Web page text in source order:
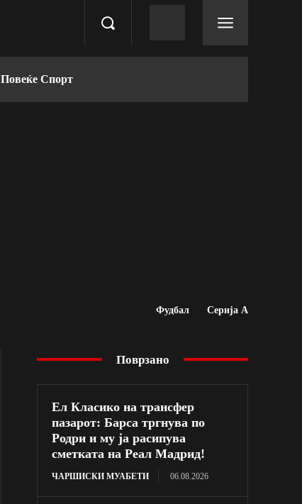
Повеќе Спорт
Фудбал Серија А
Поврзано
Ел Класико на трансфер
пазарот: Барса тргнува по
Родри и му ја расипува
сметката на Реал Мадрид!
ЧАРШИСКИ МУАБЕТИ 06.08.2026